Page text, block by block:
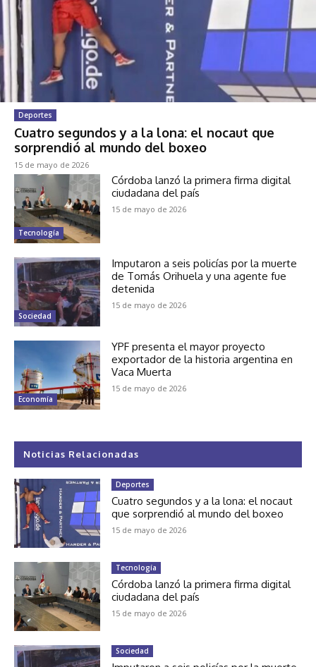
Deportes
Cuatro segundos y a la lona: el nocaut que
sorprendió al mundo del boxeo
15 de mayo de 2026
Tecnología
Córdoba lanzó la primera firma digital
ciudadana del país
15 de mayo de 2026
Sociedad
Imputaron a seis policías por la muerte
de Tomás Orihuela y una agente fue
detenida
15 de mayo de 2026
Economía
YPF presenta el mayor proyecto
exportador de la historia argentina en
Vaca Muerta
15 de mayo de 2026
Noticias Relacionadas
Deportes
Cuatro segundos y a la lona: el nocaut
que sorprendió al mundo del boxeo
15 de mayo de 2026
Tecnología
Córdoba lanzó la primera firma digital
ciudadana del país
15 de mayo de 2026
Sociedad